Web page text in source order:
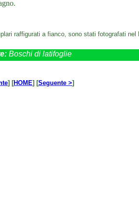
raffigurati a fianco, sono stati fotografati
Boschi di latifoglie
] [HOME] [Seguente >]